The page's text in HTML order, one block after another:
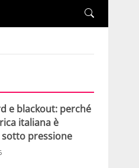
e blackout: perché
italiana è
pressione